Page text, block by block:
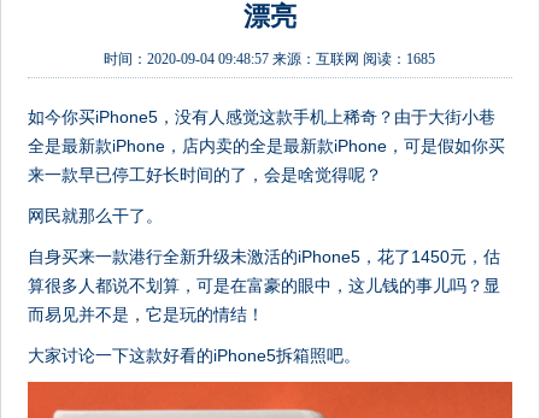
漂亮
时间：2020-09-04 09:48:57 来源：互联网 阅读：1685
如今你买iPhone5，没有人感觉这款手机上稀奇？由于大街小巷
全是最新款iPhone，店内卖的全是最新款iPhone，可是假如你买
来一款早已停工好长时间的了，会是啥觉得呢？
网民就那么干了。
自身买来一款港行全新升级未激活的iPhone5，花了1450元，估
算很多人都说不划算，可是在富豪的眼中，这儿钱的事儿吗？显
而易见并不是，它是玩的情结！
大家讨论一下这款好看的iPhone5拆箱照吧。